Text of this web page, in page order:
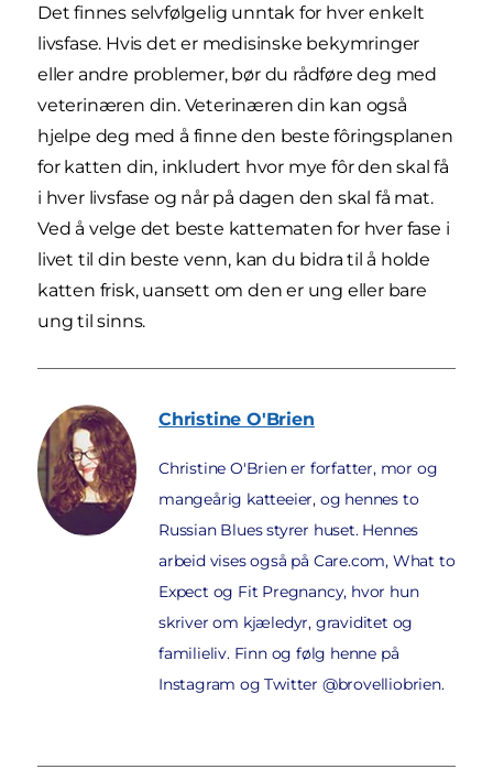
Det finnes selvfølgelig unntak for hver enkelt
livsfase. Hvis det er medisinske bekymringer
eller andre problemer, bør du rådføre deg med
veterinæren din. Veterinæren din kan også
hjelpe deg med å finne den beste fôringsplanen
for katten din, inkludert hvor mye fôr den skal få
i hver livsfase og når på dagen den skal få mat.
Ved å velge det beste kattematen for hver fase i
livet til din beste venn, kan du bidra til å holde
katten frisk, uansett om den er ung eller bare
ung til sinns.
Christine O'Brien
Christine O'Brien er forfatter, mor og
mangeårig katteeier, og hennes to
Russian Blues styrer huset. Hennes
arbeid vises også på Care.com, What to
Expect og Fit Pregnancy, hvor hun
skriver om kjæledyr, graviditet og
familieliv. Finn og følg henne på
Instagram og Twitter @brovelliobrien.